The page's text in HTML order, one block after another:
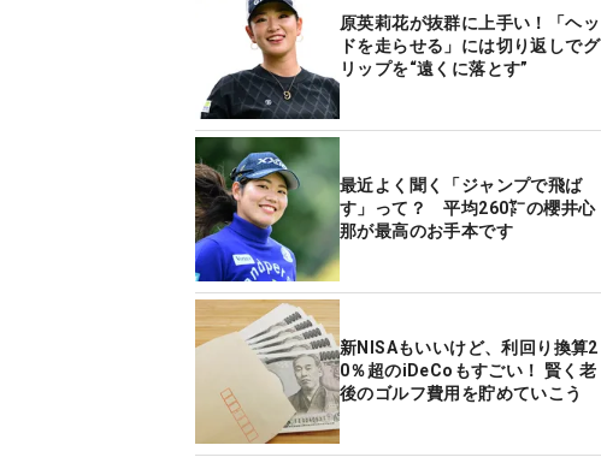
原英莉花が抜群に上手い！「ヘッ
ドを走らせる」には切り返しでグ
リップを“遠くに落とす”
最近よく聞く「ジャンプで飛ば
す」って？ 平均260㍎の櫻井心
那が最高のお手本です
新NISAもいいけど、利回り換算2
0％超のiDeCoもすごい！ 賢く老
後のゴルフ費用を貯めていこう